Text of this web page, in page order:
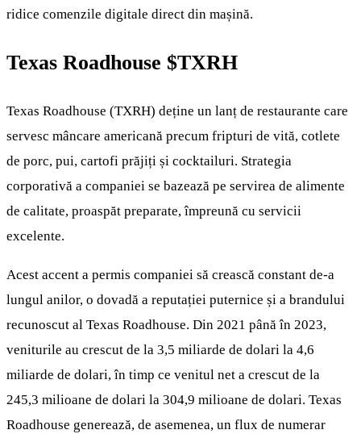
ridice comenzile digitale direct din mașină.
Texas Roadhouse $TXRH
Texas Roadhouse (TXRH) deține un lanț de restaurante care
servesc mâncare americană precum fripturi de vită, cotlete
de porc, pui, cartofi prăjiți și cocktailuri. Strategia
corporativă a companiei se bazează pe servirea de alimente
de calitate, proaspăt preparate, împreună cu servicii
excelente.
Acest accent a permis companiei să crească constant de-a
lungul anilor, o dovadă a reputației puternice și a brandului
recunoscut al Texas Roadhouse. Din 2021 până în 2023,
veniturile au crescut de la 3,5 miliarde de dolari la 4,6
miliarde de dolari, în timp ce venitul net a crescut de la
245,3 milioane de dolari la 304,9 milioane de dolari. Texas
Roadhouse generează, de asemenea, un flux de numerar